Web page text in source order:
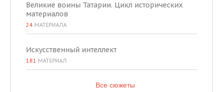
Великие воины Татарии. Цикл исторических
материалов
24 МАТЕРИАЛА
Искусственный интеллект
181 МАТЕРИАЛ
Все сюжеты